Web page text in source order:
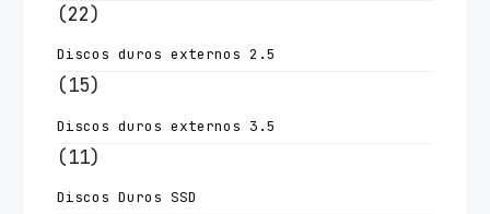
(22)
Discos duros externos 2.5
(15)
Discos duros externos 3.5
(11)
Discos Duros SSD